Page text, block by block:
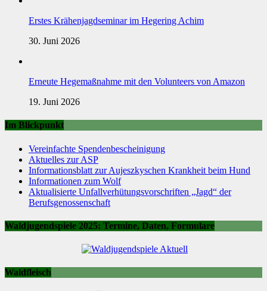
Erstes Krähenjagdseminar im Hegering Achim
30. Juni 2026
Erneute Hegemaßnahme mit den Volunteers von Amazon
19. Juni 2026
Im Blickpunkt
Vereinfachte Spendenbescheinigung
Aktuelles zur ASP
Informationsblatt zur Aujeszkyschen Krankheit beim Hund
Informationen zum Wolf
Aktualisierte Unfallverhütungsvorschriften „Jagd“ der
Berufsgenossenschaft
Waldjugendspiele 2025: Termine, Daten, Formulare
Waldfleisch